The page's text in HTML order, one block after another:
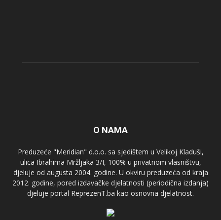
O NAMA
Preduzeće "Meridian" d.o.o. sa sjedištem u Velikoj Kladuši,
ulica Ibrahima Mržljaka 3/I, 100% u privatnom vlasništvu,
djeluje od augusta 2004. godine. U okviru preduzeća od kraja
2012. godine, pored izdavačke djelatnosti (periodična izdanja)
djeluje portal ReprezenT.ba kao osnovna djelatnost.